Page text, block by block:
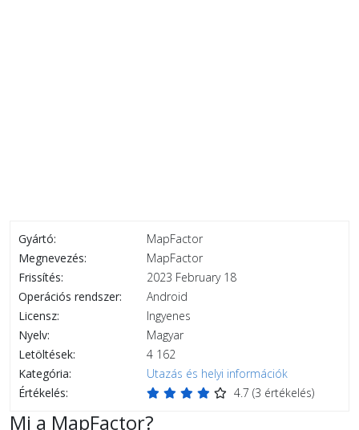
Gyártó:
MapFactor
Megnevezés:
MapFactor
Frissítés:
2023 February 18
Operációs rendszer:
Android
Licensz:
Ingyenes
Nyelv:
Magyar
Letöltések:
4 162
Kategória:
Utazás és helyi információk
Értékelés:
4.7 (3 értékelés)
Mi a MapFactor?